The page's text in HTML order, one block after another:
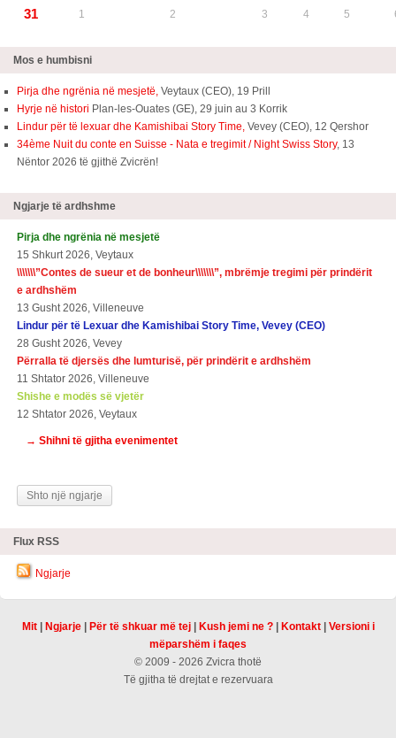
31 1 2 3 4 5
Mos e humbisni
Pirja dhe ngrënia në mesjetë, Veytaux (CEO), 19 Prill
Hyrje në histori Plan-les-Ouates (GE), 29 juin au 3 Korrik
Lindur për të lexuar dhe Kamishibai Story Time, Vevey (CEO), 12 Qershor
34ème Nuit du conte en Suisse - Nata e tregimit / Night Swiss Story, 13
Nëntor 2026 të gjithë Zvicrën!
Ngjarje të ardhshme
Pirja dhe ngrënia në mesjetë
15 Shkurt 2026, Veytaux
\\\\\\\”Contes de sueur et de bonheur\\\\\\\”, mbrëmje tregimi për prindërit
e ardhshëm
13 Gusht 2026, Villeneuve
Lindur për të Lexuar dhe Kamishibai Story Time, Vevey (CEO)
28 Gusht 2026, Vevey
Përralla të djersës dhe lumturisë, për prindërit e ardhshëm
11 Shtator 2026, Villeneuve
Shishe e modës së vjetër
12 Shtator 2026, Veytaux
→ Shihni të gjitha evenimentet
Shto një ngjarje
Flux RSS
Ngjarje
Mit| Ngjarje| Për të shkuar më tej| Kush jemi ne ?| Kontakt| Versioni i
mëparshëm i faqes
© 2009 - 2026 Zvicra thotë
Të gjitha të drejtat e rezervuara